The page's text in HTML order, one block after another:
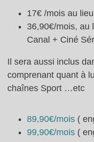
17€ /mois au
36,90€/mois, au
Canal + Ciné
Il sera aussi inclus
comprenant quant à
chaînes Sport …etc
89,90€/mois (
99,90€/mois (